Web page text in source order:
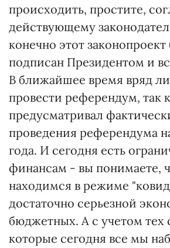
происходить, простите,
действующему
конечно этот законопроект
подписан Президентом и
В ближайшее время вряд
провести референдум, так
предусматривал
проведения референдума
года. И сегодня есть
финансам - вы понимаете,
находимся в режиме
достаточно серьезной
бюджетных. А с учетом тех
которые сегодня все мы